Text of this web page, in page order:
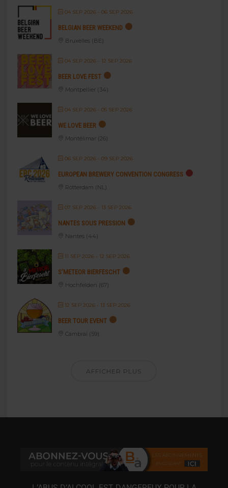
04 SEP 2026- 06 SEP 2026
BELGIAN BEER WEEKEND
Bruxelles (BE)
04 SEP 2026- 12 SEP 2026
BEER LOVE FEST
Montpellier (34)
04 SEP 2026- 05 SEP 2026
WE LOVE BEER
Montélimar (26)
06 SEP 2026- 09 SEP 2026
EUROPEAN BREWERY CONVENTION CONGRESS
Rotterdam (NL)
07 SEP 2026- 13 SEP 2026
NANTES SOUS PRESSION
Nantes (44)
11 SEP 2026- 12 SEP 2026
S’METEOR BIERFESCHT
Hochfelden (67)
12 SEP 2026- 13 SEP 2026
BEER TOUR EVENT
Cambrai (59)
AFFICHER PLUS